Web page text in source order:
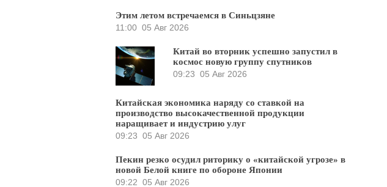
Этим летом встречаемся в Синьцзяне
11:00 05 Авг 2026
Китай во вторник успешно запустил в
космос новую группу спутников
09:23 05 Авг 2026
Китайская экономика наряду со ставкой на
производство высокачественной продукции
наращивает и индустрию улуг
09:23 05 Авг 2026
Пекин резко осудил риторику о «китайской угрозе» в
новой Белой книге по обороне Японии
09:22 05 Авг 2026